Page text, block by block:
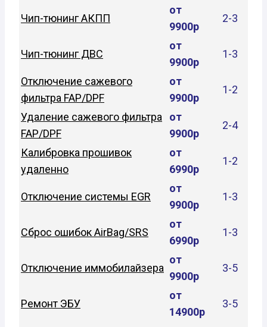
Чип-тюнинг АКПП
от
9900р
2-3
Чип-тюнинг ДВС
от
9900р
1-3
Отключение сажевого
фильтра FAP/DPF
от
9900р
1-2
Удаление сажевого фильтра
FAP/DPF
от
9900р
2-4
Калибровка прошивок
удаленно
от
6990р
1-2
Отключение системы EGR
от
9900р
1-3
Сброс ошибок AirBag/SRS
от
6990р
1-3
Отключение иммобилайзера
от
9900р
3-5
Ремонт ЭБУ
от
14900р
3-5